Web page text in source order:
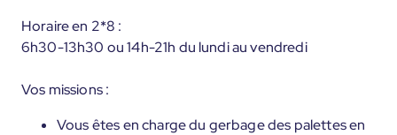
Horaire en 2*8 :
6h30-13h30 ou 14h-21h du lundi au vendredi
Vos missions :
Vous êtes en charge du gerbage des palettes en